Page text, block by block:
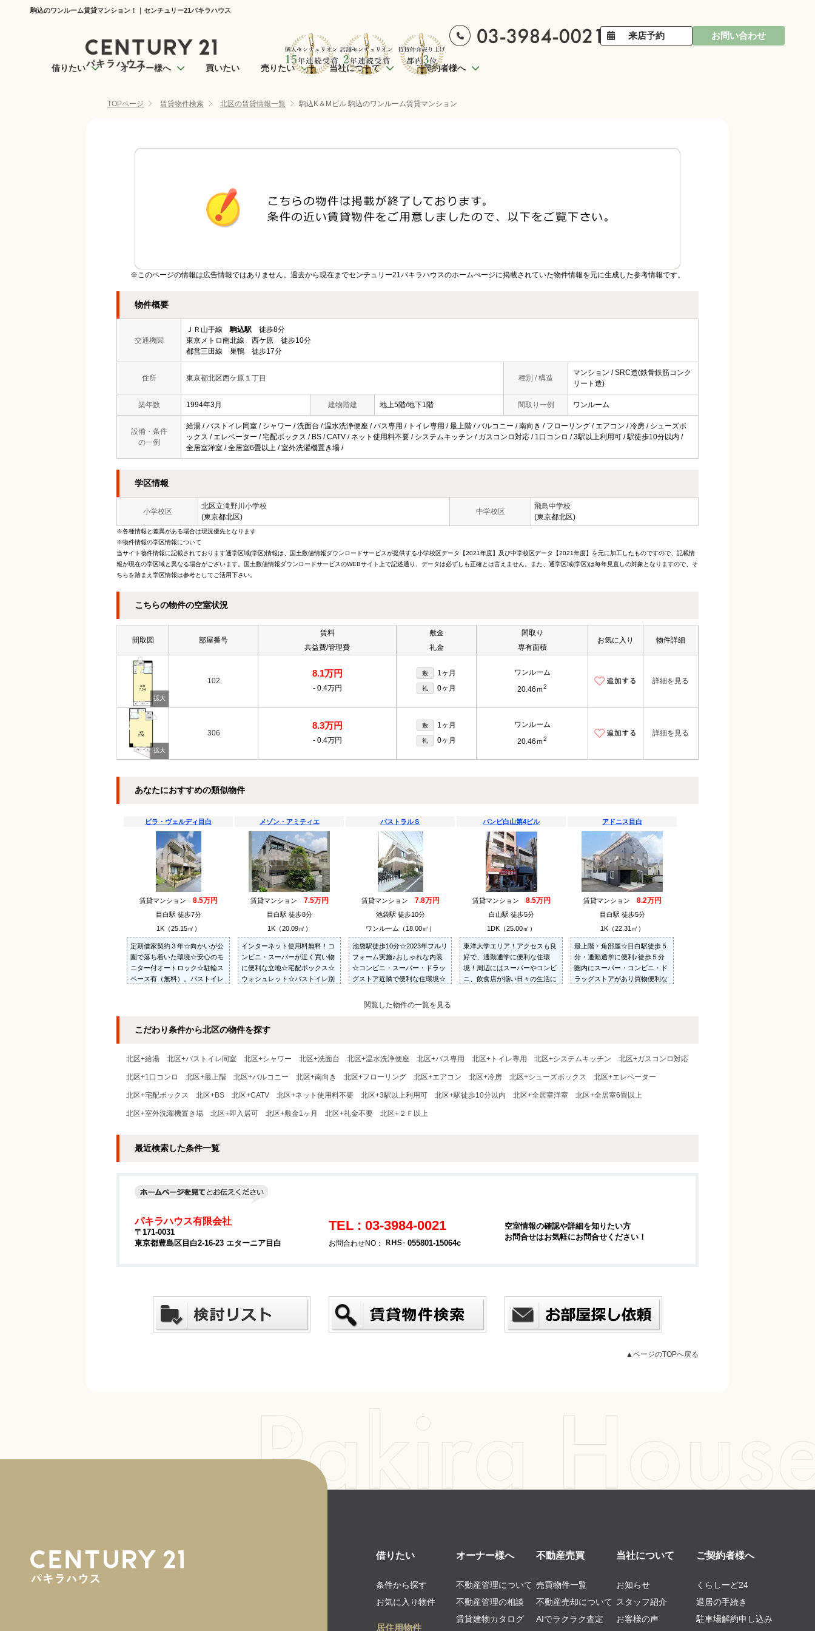
駒込のワンルーム賃貸マンション！｜センチュリー21パキラハウス
来店予約 お問い合わせ
借りたい オーナー様へ 買いたい 売りたい 当社について ご契約者様へ
TOPページ 賃貸物件検索 北区の賃貸情報一覧 駒込K＆Mビル 駒込のワンルーム賃貸マンション
※このページの情報は広告情報ではありません。過去から現在までセンチュリー21パキラハウスのホームぺージに掲載されていた物件情報を元に生成した参考情報です。
物件概要
交通機関
ＪＲ山手線駒込駅 徒歩8分
東京メトロ南北線 西ケ原 徒歩10分
都営三田線 巣鴨 徒歩17分
住所 東京都北区西ケ原１丁目 種別 / 構造
マンション / SRC造(鉄骨鉄筋コンク
リート造)
築年数 1994年3月 建物階建 地上5階/地下1階 間取り一例 ワンルーム
設備・条件
の一例
給湯 / バストイレ同室 / シャワー / 洗面台 / 温水洗浄便座 / バス専用 / トイレ専用 / 最上階 / バルコニー / 南向き / フローリング / エアコン / 冷房 / シューズボ
ックス / エレベーター / 宅配ボックス / BS / CATV / ネット使用料不要 / システムキッチン / ガスコンロ対応 / 1口コンロ / 3駅以上利用可 / 駅徒歩10分以内 /
全居室洋室 / 全居室6畳以上 / 室外洗濯機置き場 /
学区情報
小学校区
北区立滝野川小学校
(東京都北区)
中学校区
飛鳥中学校
(東京都北区)
※各種情報と差異がある場合は現況優先となります
※物件情報の学区情報について
当サイト物件情報に記載されております通学区域(学区)情報は、国土数値情報ダウンロードサービスが提供する小学校区データ【2021年度】及び中学校区データ【2021年度】を元に加工したものですので、記載情
報が現在の学区域と異なる場合がございます。国土数値情報ダウンロードサービスのWEBサイト上で記述通り、データは必ずしも正確とは言えません。また、通学区域(学区)は毎年見直しの対象となりますので、そ
ちらを踏まえ学区情報は参考としてご活用下さい。
こちらの物件の空室状況
間取図 部屋番号
賃料
共益費/管理費
敷金
礼金
間取り
専有面積
お気に入り 物件詳細
102
8.1万円
- 0.4万円
敷 1ヶ月
礼 0ヶ月
ワンルーム
20.46ｍ2
詳細を見る
306
8.3万円
- 0.4万円
敷 1ヶ月
礼 0ヶ月
ワンルーム
20.46ｍ2
詳細を見る
あなたにおすすめの類似物件
ビラ・ヴェルディ目白
賃貸マンション 8.5万円
目白駅 徒歩7分
1K（25.15㎡）
定期借家契約３年☆向かいが公
園で落ち着いた環境☆安心のモ
ニター付オートロック☆駐輪ス
ペース有（無料）。バストイレ
メゾン・アミティエ
賃貸マンション 7.5万円
目白駅 徒歩8分
1K（20.09㎡）
インターネット使用料無料！コ
ンビニ・スーパーが近く買い物
に便利な立地☆宅配ボックス☆
ウォシュレット☆バストイレ別
パストラルＳ
賃貸マンション 7.8万円
池袋駅 徒歩10分
ワンルーム（18.00㎡）
池袋駅徒歩10分☆2023年フルリ
フォーム実施♪おしゃれな内装
☆コンビニ・スーパー・ドラッ
グストア近隣で便利な住環境☆
バンビ白山第4ビル
賃貸マンション 8.5万円
白山駅 徒歩5分
1DK（25.00㎡）
東洋大学エリア！アクセスも良
好で、通勤通学に便利な住環
境！周辺にはスーパーやコンビ
ニ、飲食店が揃い日々の生活に
アドニス目白
賃貸マンション 8.2万円
目白駅 徒歩5分
1K（22.31㎡）
最上階・角部屋☆目白駅徒歩５
分・通勤通学に便利♪徒歩５分
圏内にスーパー・コンビニ・ド
ラッグストアがあり買物便利な
閲覧した物件の一覧を見る
こだわり条件から北区の物件を探す
北区+給湯 北区+バストイレ同室 北区+シャワー 北区+洗面台 北区+温水洗浄便座 北区+バス専用 北区+トイレ専用 北区+システムキッチン 北区+ガスコンロ対応
北区+1口コンロ 北区+最上階 北区+バルコニー 北区+南向き 北区+フローリング 北区+エアコン 北区+冷房 北区+シューズボックス 北区+エレベーター
北区+宅配ボックス 北区+BS 北区+CATV 北区+ネット使用料不要 北区+3駅以上利用可 北区+駅徒歩10分以内 北区+全居室洋室 北区+全居室6畳以上
北区+室外洗濯機置き場 北区+即入居可 北区+敷金1ヶ月 北区+礼金不要 北区+２Ｆ以上
最近検索した条件一覧
パキラハウス有限会社
〒171-0031
東京都豊島区目白2-16-23 エターニア目白
TEL : 03-3984-0021
お問合わせNO： 055801-15064c
空室情報の確認や詳細を知りたい方
お問合せはお気軽にお問合せください！
▲ページのTOPへ戻る
借りたい
条件から探す
お気に入り物件
居住用物件
オーナー様へ
不動産管理について
不動産管理の相談
賃貸建物カタログ
不動産売買
売買物件一覧
不動産売却について
AIでラクラク査定
当社について
お知らせ
スタッフ紹介
お客様の声
ご契約者様へ
くらしーど24
退居の手続き
駐車場解約申し込み